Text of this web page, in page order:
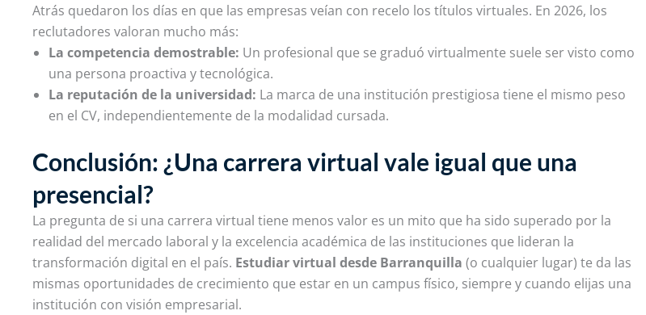
Atrás quedaron los días en que las empresas veían con recelo los títulos virtuales. En 2026, los
reclutadores valoran mucho más:
La competencia demostrable: Un profesional que se graduó virtualmente suele ser visto como
una persona proactiva y tecnológica.
La reputación de la universidad: La marca de una institución prestigiosa tiene el mismo peso
en el CV, independientemente de la modalidad cursada.
Conclusión: ¿Una carrera virtual vale igual que una
presencial?
La pregunta de si una carrera virtual tiene menos valor es un mito que ha sido superado por la
realidad del mercado laboral y la excelencia académica de las instituciones que lideran la
transformación digital en el país. Estudiar virtual desde Barranquilla (o cualquier lugar) te da las
mismas oportunidades de crecimiento que estar en un campus físico, siempre y cuando elijas una
institución con visión empresarial.